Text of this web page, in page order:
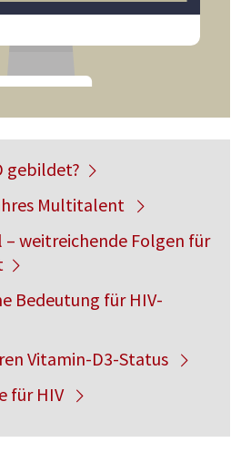
gebildet?
Multitalent
weitreichende Folgen für
Bedeutung für HIV-
Vitamin-D3-Status
für HIV